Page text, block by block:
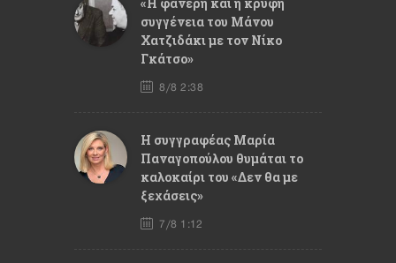
«Η φανερή και η κρυφή
συγγένεια του Μάνου
Χατζιδάκι με τον Νίκο
Γκάτσο»
8/8 2:38
Η συγγραφέας Μαρία
Παναγοπούλου θυμάται το
καλοκαίρι του «Δεν θα με
ξεχάσεις»
7/8 1:12